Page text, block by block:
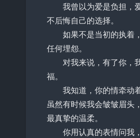
我曾以为爱是负担，爱
不后悔自己的选择。
如果不是当初的执着，
任何埋怨。
对我来说，有了你，我
福。
我知道，你的情牵动着
虽然有时候我会皱皱眉头
最真挚的温柔。
你用认真的表情问我，